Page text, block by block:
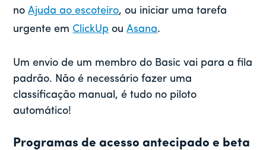
noAjuda ao escoteiro, ou iniciar uma tarefa
urgente em ClickUp ouAsana.
Um envio de um membro do Basic vai para a fila
padrão. Não é necessário fazer uma
classificação manual, é tudo no piloto
automático!
Programas de acesso antecipado e beta